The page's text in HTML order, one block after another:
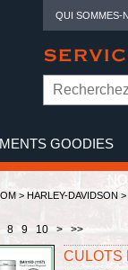
QUI SOMMES-
GOODIES
> HARLEY-DAVIDSON >
8 9 10 > >>
CULOTS